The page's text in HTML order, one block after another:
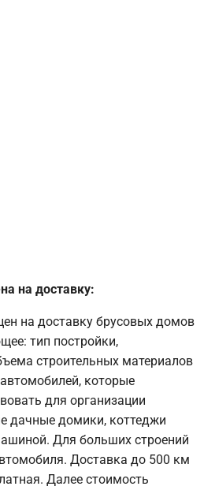
на доставку:
на доставку брусовых домов
тип постройки,
строительных материалов
которые
для организации
дачные домики, коттеджи
Для больших строений
Доставка до 500 км
Далее стоимость